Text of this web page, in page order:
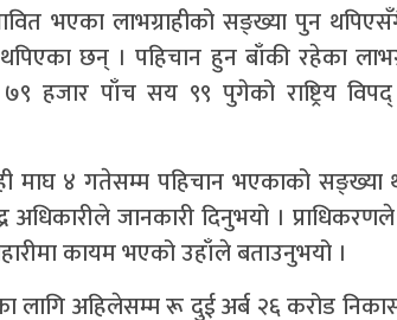
भएका लाभग्राहीको सङ्ख्या पुन
छन् । पहिचान हुन बाँकी रहेका
७९ हजार पाँच सय ९९ पुगेको राष्ट्रिय
माघ ४ गतेसम्म पहिचान भएकाको
अधिकारीले जानकारी दिनुभयो ।
कायम भएको उहाँले बताउनुभयो ।
लागि अहिलेसम्म रू दुई अर्ब २६ करोड